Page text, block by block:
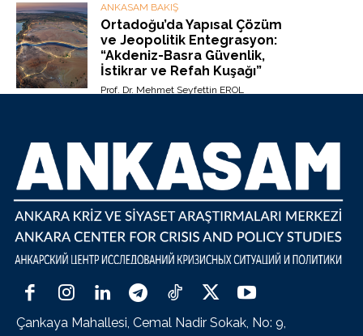
ANKASAM BAKIŞ
Ortadoğu’da Yapısal Çözüm
ve Jeopolitik Entegrasyon:
“Akdeniz-Basra Güvenlik,
İstikrar ve Refah Kuşağı”
Prof. Dr. Mehmet Seyfettin EROL
Çankaya Mahallesi, Cemal Nadir Sokak, No: 9,